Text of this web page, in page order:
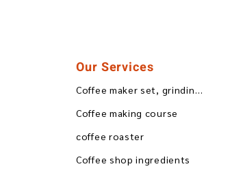
Our Services
Coffee maker set, grinding, blending
Coffee making course
coffee roaster
Coffee shop ingredients